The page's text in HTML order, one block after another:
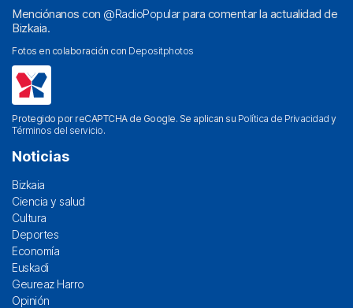
Menciónanos con @RadioPopularpara comentar la actualidad de
Bizkaia.
Fotos en colaboración con Depositphotos
Protegido por reCAPTCHA de Google. Se aplican su Política de Privacidad y
Términos del servicio.
Noticias
Bizkaia
Ciencia y salud
Cultura
Deportes
Economía
Euskadi
Geureaz Harro
Opinión